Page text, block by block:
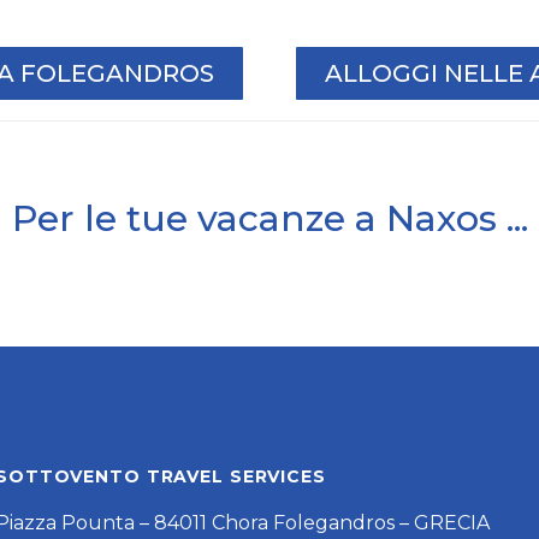
FOLEGANDROS ALLOGGI NELLE
Per le tue vacanze a Naxos ...
TRAVEL SERVICES
Pounta – 84011 Chora Folegandros – GRECIA